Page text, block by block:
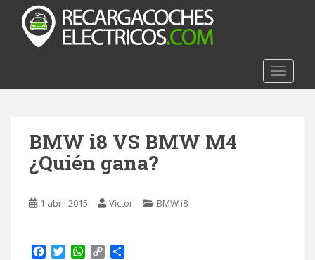
o
BMW i8 VS BMW M4
¿Quién gana?
1 abril 2015 Victor BMW i8
W